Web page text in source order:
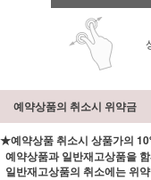
예약상품의 취소시 위약금
★예약상품 취소시 상품가의
예약상품과 일반재고상품을
일반재고상품의 취소에는 위